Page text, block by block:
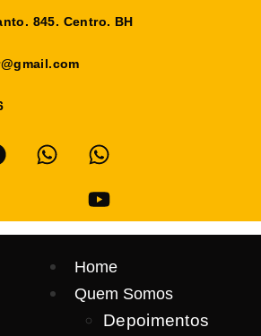
845. Centro. BH
Home
Quem Somos
Depoimentos